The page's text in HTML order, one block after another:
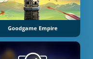
Goodgame Empire